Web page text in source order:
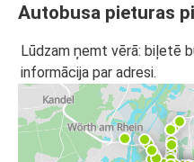
Autobusa pieturas
Lūdzam ņemt vērā: biļetē
informācija par adresi.